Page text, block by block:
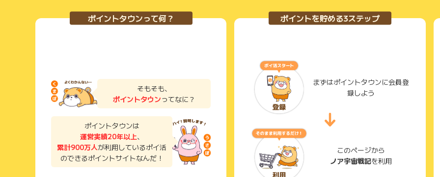
ポイントタウンって何？
そもそも、
ポイントタウンってなに？
ポイントタウンは
運営実績20年以上、
累計900万人が利用しているポイ活
のできるポイントサイトなんだ！
ポイントを貯める3ステップ
まずはポイントタウンに会員登
録しよう
このページから
ノア宇宙戦記を利用